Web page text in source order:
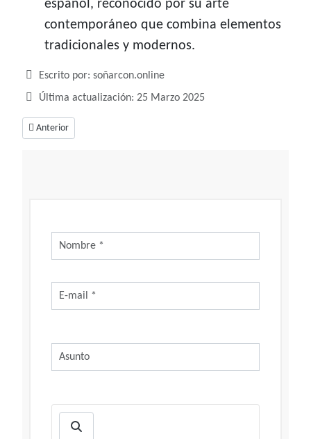
español, reconocido por su arte
contemporáneo que combina elementos
tradicionales y modernos.
Detalles
Escrito por: soñarcon.online
Última actualización: 25 Marzo 2025
Artículo anterior: Benjamín, inteligente y amable
Anterior